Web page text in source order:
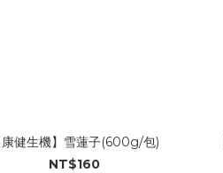
康健生機】雪蓮子(600g/包)
NT$160